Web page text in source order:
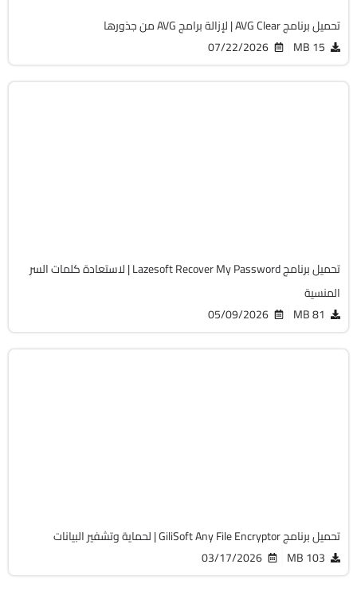
تحميل برنامج AVG Clear | لإزالة برامج AVG من جذورها
15 MB
07/22/2026
تحميل برنامج Lazesoft Recover My Password | لاستعادة كلمات السر
المنسية
81 MB
05/09/2026
تحميل برنامج GiliSoft Any File Encryptor | لحماية وتشفير البيانات
103 MB
03/17/2026